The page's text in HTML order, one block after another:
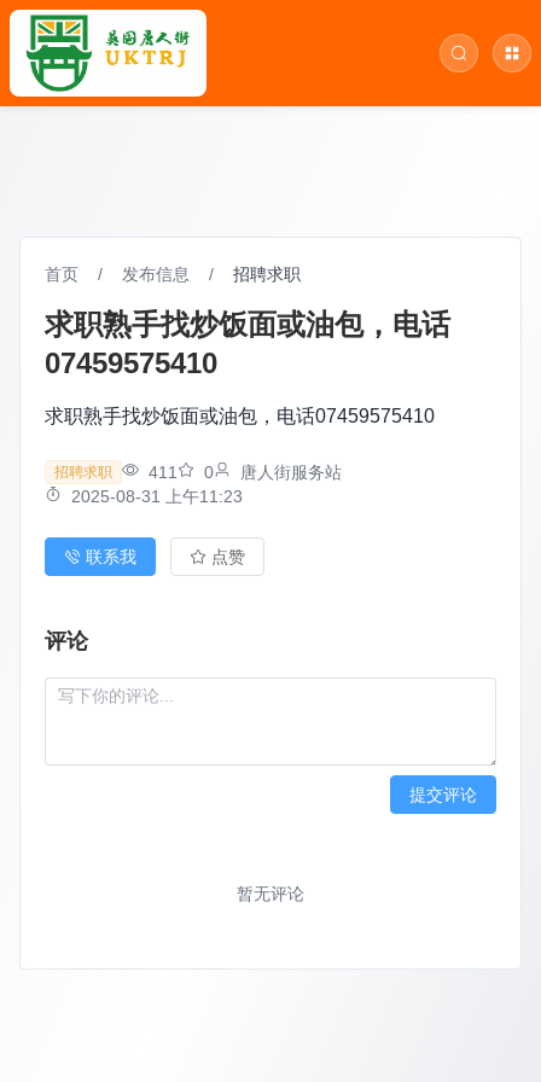
首页 / 发布信息 / 招聘求职
求职熟手找炒饭面或油包，电话
07459575410
求职熟手找炒饭面或油包，电话07459575410
招聘求职 411 0
唐人街服务站
2025-08-31 上午11:23
联系我 点赞
评论
提交评论
暂无评论